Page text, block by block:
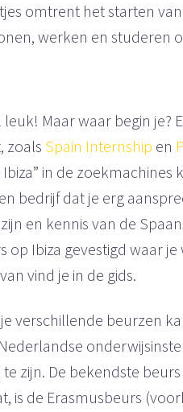
omtrent het starten
werken en studeren
Maar waar begin je?
zoals Spain Internship en
Ibiza” in de
bedrijf dat je erg
en kennis van de
Ibiza gevestigd waar
vind je in de gids.
verschillende beurzen
zijn. De bekendste
is de Erasmusbeurs